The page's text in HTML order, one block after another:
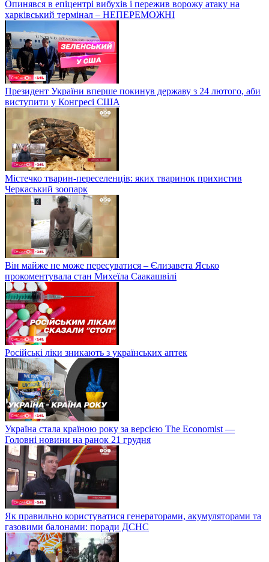
Опинявся в епіцентрі вибухів і пережив ворожу атаку на
харківський термінал – НЕПЕРЕМОЖНІ
Президент України вперше покинув державу з 24 лютого, аби
виступити у Конгресі США
Містечко тварин-переселенців: яких тваринок прихистив
Черкаський зоопарк
Він майже не може пересуватися – Єлизавета Ясько
прокоментувала стан Михеїла Саакашвілі
Російські ліки зникають з українських аптек
Україна стала країною року за версією The Economist —
Головні новини на ранок 21 грудня
Як правильно користуватися генераторами, акумуляторами та
газовими балонами: поради ДСНС